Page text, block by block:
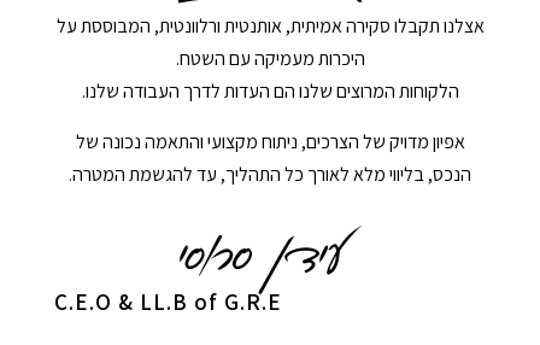
אצלנו תקבלו סקירה אמיתית, אותנטית ורלוונטית, המבוססת על
היכרות מעמיקה עם השטח.
הלקוחות המרוצים שלנו הם העדות לדרך העבודה שלנו.
אפיון מדויק של הצרכים, ניתוח מקצועי והתאמה נכונה של
הנכס, בליווי מלא לאורך כל התהליך, עד להגשמת המטרה.
C.E.O & LL.B of G.R.E